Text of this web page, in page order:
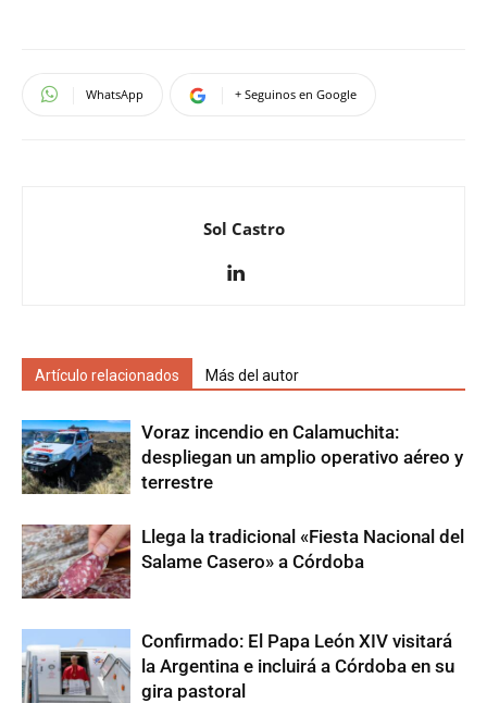
WhatsApp + Seguinos en Google
Sol Castro
Artículo relacionados Más del autor
Voraz incendio en Calamuchita:
despliegan un amplio operativo aéreo y
terrestre
Llega la tradicional «Fiesta Nacional del
Salame Casero» a Córdoba
Confirmado: El Papa León XIV visitará
la Argentina e incluirá a Córdoba en su
gira pastoral